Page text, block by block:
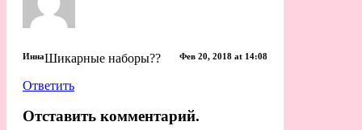
Инна Фев 20, 2018 at 14:08
Шикарные наборы??
Ответить
Отставить комментарий.